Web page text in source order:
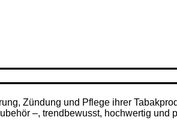
Zündung und Pflege ihrer
–, trendbewusst, hochwertig und